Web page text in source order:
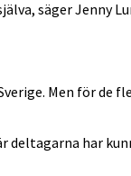
säger Jenny
Men för
har